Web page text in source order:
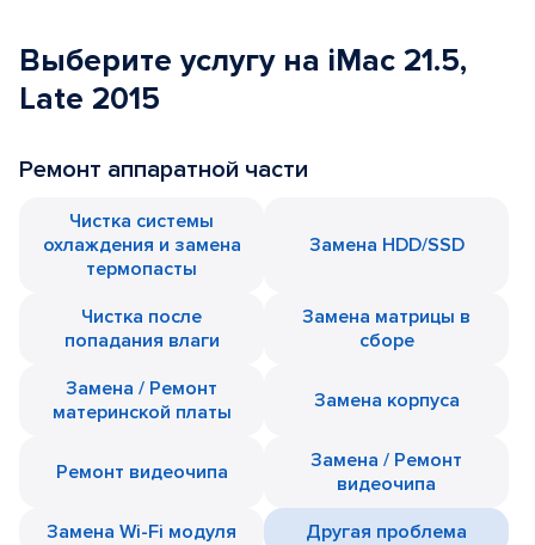
Выберите услугу на iMac 21.5,
Late 2015
Ремонт аппаратной части
Чистка системы
охлаждения и замена
термопасты
Замена HDD/SSD
Чистка после
попадания влаги
Замена матрицы в
сборе
Замена / Ремонт
материнской платы
Замена корпуса
Ремонт видеочипа
Замена / Ремонт
видеочипа
Замена Wi-Fi модуля
Другая проблема